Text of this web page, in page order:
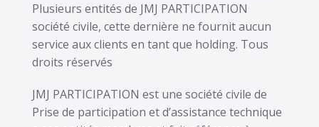
Plusieurs entités de JMJ PARTICIPATION
société civile, cette dernière ne fournit aucun
service aux clients en tant que holding. Tous
droits réservés
JMJ PARTICIPATION est une société civile de
Prise de participation et d’assistance technique